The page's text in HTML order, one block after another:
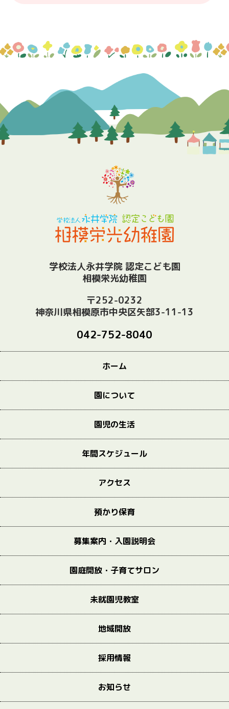
学校法人永井学院 認定こども園
相模栄光幼稚園
〒252-0232
神奈川県相模原市中央区矢部3-11-13
042-752-8040
ホーム
園について
園児の生活
年間スケジュール
アクセス
預かり保育
募集案内・入園説明会
園庭開放・子育てサロン
未就園児教室
地域開放
採用情報
お知らせ